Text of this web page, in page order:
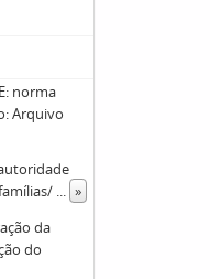
norma
Arquivo
... »
da
do